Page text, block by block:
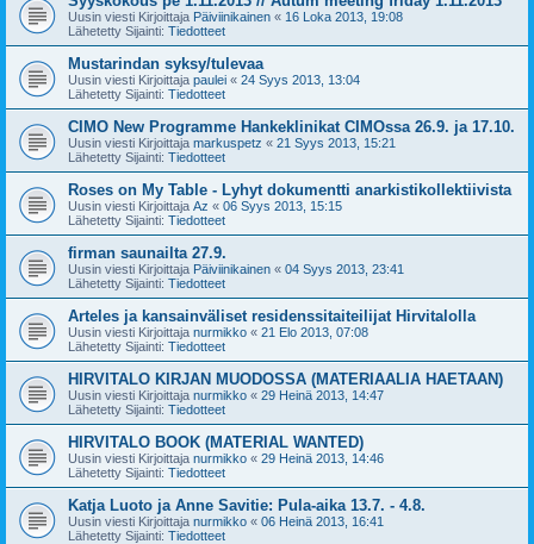
Uusin viesti Kirjoittaja Päiviinikainen « 16 Loka 2013, 19:08
Lähetetty Sijainti: Tiedotteet
Mustarindan syksy/tulevaa
Uusin viesti Kirjoittaja paulei « 24 Syys 2013, 13:04
Lähetetty Sijainti: Tiedotteet
CIMO New Programme Hankeklinikat CIMOssa 26.9. ja 17.10.
Uusin viesti Kirjoittaja markuspetz « 21 Syys 2013, 15:21
Lähetetty Sijainti: Tiedotteet
Roses on My Table - Lyhyt dokumentti anarkistikollektiivista
Uusin viesti Kirjoittaja Az « 06 Syys 2013, 15:15
Lähetetty Sijainti: Tiedotteet
firman saunailta 27.9.
Uusin viesti Kirjoittaja Päiviinikainen « 04 Syys 2013, 23:41
Lähetetty Sijainti: Tiedotteet
Arteles ja kansainväliset residenssitaiteilijat Hirvitalolla
Uusin viesti Kirjoittaja nurmikko « 21 Elo 2013, 07:08
Lähetetty Sijainti: Tiedotteet
HIRVITALO KIRJAN MUODOSSA (MATERIAALIA HAETAAN)
Uusin viesti Kirjoittaja nurmikko « 29 Heinä 2013, 14:47
Lähetetty Sijainti: Tiedotteet
HIRVITALO BOOK (MATERIAL WANTED)
Uusin viesti Kirjoittaja nurmikko « 29 Heinä 2013, 14:46
Lähetetty Sijainti: Tiedotteet
Katja Luoto ja Anne Savitie: Pula-aika 13.7. - 4.8.
Uusin viesti Kirjoittaja nurmikko « 06 Heinä 2013, 16:41
Lähetetty Sijainti: Tiedotteet